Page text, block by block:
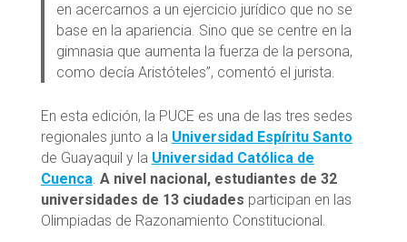
en acercarnos a un ejercicio jurídico que no se
base en la apariencia. Sino que se centre en la
gimnasia que aumenta la fuerza de la persona,
como decía Aristóteles”, comentó el jurista.
En esta edición, la PUCE es una de las tres sedes
regionales junto a la Universidad Espíritu Santo
de Guayaquil y la Universidad Católica de
Cuenca A nivel nacional, estudiantes de 32
universidades de 13 ciudades participan en las
Olimpiadas de Razonamiento Constitucional.